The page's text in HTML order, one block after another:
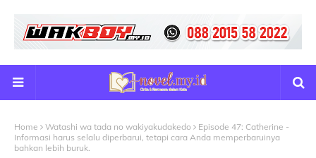
Home Watashi wa tada no wakiyakudakedo
Episode 47: Catherine -
Informasi harus selalu diperbarui, tetapi cara Anda memperbaruinya
bahkan lebih buruk.